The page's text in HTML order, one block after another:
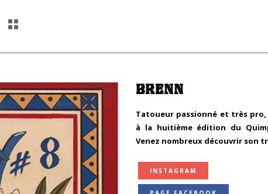
BRENN
Tatoueur passionné et très
à la huitième édition du
Venez nombreux découvrir son
INSTAGRAM